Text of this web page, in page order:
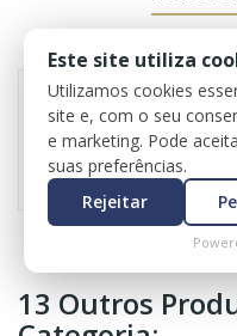
Referência 1228
13 Outros
Este site utiliza
Utilizamos cookies
site e, com o seu
e marketing. Pode
suas preferências.
Rejeitar